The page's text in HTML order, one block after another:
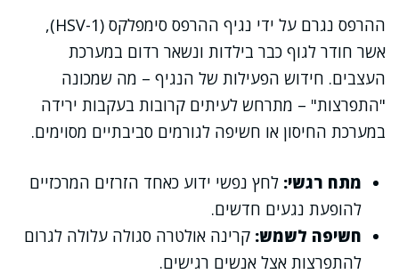
ההרפס נגרם על ידי נגיף ההרפס סימפלקס (HSV-1),
אשר חודר לגוף כבר בילדות ונשאר רדום במערכת
העצבים. חידוש הפעילות של הנגיף – מה שמכונה
"התפרצות" – מתרחש לעיתים קרובות בעקבות ירידה
במערכת החיסון או חשיפה לגורמים סביבתיים מסוימים.
מתח רגשי: לחץ נפשי ידוע כאחד הזרזים המרכזיים
להופעת נגעים חדשים.
חשיפה לשמש: קרינה אולטרה סגולה עלולה לגרום
להתפרצות אצל אנשים רגישים.